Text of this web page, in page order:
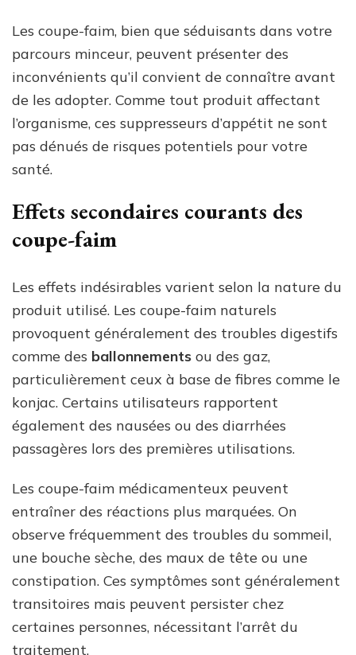
Les coupe-faim, bien que séduisants dans votre
parcours minceur, peuvent présenter des
inconvénients qu’il convient de connaître avant
de les adopter. Comme tout produit affectant
l’organisme, ces suppresseurs d’appétit ne sont
pas dénués de risques potentiels pour votre
santé.
Effets secondaires courants des
coupe-faim
Les effets indésirables varient selon la nature du
produit utilisé. Les coupe-faim naturels
provoquent généralement des troubles digestifs
comme des ballonnements ou des gaz,
particulièrement ceux à base de fibres comme le
konjac. Certains utilisateurs rapportent
également des nausées ou des diarrhées
passagères lors des premières utilisations.
Les coupe-faim médicamenteux peuvent
entraîner des réactions plus marquées. On
observe fréquemment des troubles du sommeil,
une bouche sèche, des maux de tête ou une
constipation. Ces symptômes sont généralement
transitoires mais peuvent persister chez
certaines personnes, nécessitant l’arrêt du
traitement.